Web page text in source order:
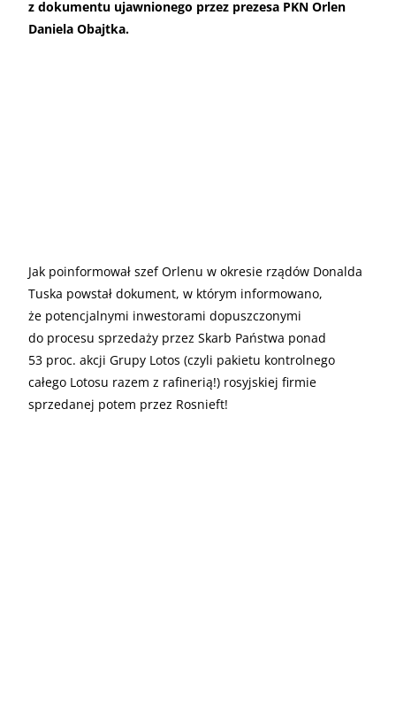
z dokumentu ujawnionego przez prezesa PKN Orlen
Daniela Obajtka.
Jak poinformował szef Orlenu w okresie rządów Donalda
Tuska powstał dokument, w którym informowano,
że potencjalnymi inwestorami dopuszczonymi
do procesu sprzedaży przez Skarb Państwa ponad
53 proc. akcji Grupy Lotos (czyli pakietu kontrolnego
całego Lotosu razem z rafinerią!) rosyjskiej firmie
sprzedanej potem przez Rosnieft!